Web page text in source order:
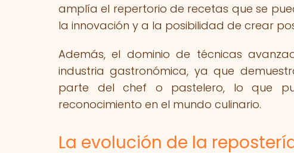
amplía el repertorio de recetas que se
la innovación y a la posibilidad de crear
Además, el dominio de técnicas
industria gastronómica, ya que
parte del chef o pastelero, lo que
reconocimiento en el mundo culinario.
La evolución de la